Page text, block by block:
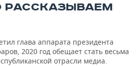
РАССКАЗЫВАЕМ
глава аппарата президента
2020 год обещает стать весьма
отрасли медиа.